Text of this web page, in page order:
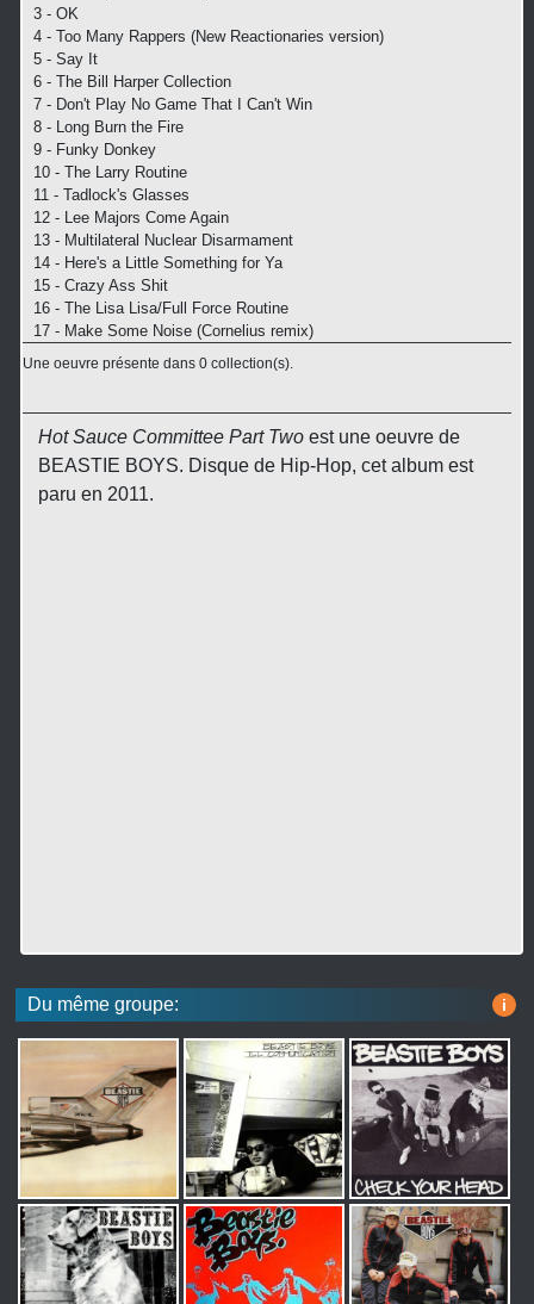
3 - OK
4 - Too Many Rappers (New Reactionaries version)
5 - Say It
6 - The Bill Harper Collection
7 - Don't Play No Game That I Can't Win
8 - Long Burn the Fire
9 - Funky Donkey
10 - The Larry Routine
11 - Tadlock's Glasses
12 - Lee Majors Come Again
13 - Multilateral Nuclear Disarmament
14 - Here's a Little Something for Ya
15 - Crazy Ass Shit
16 - The Lisa Lisa/Full Force Routine
17 - Make Some Noise (Cornelius remix)
Une oeuvre présente dans 0 collection(s).
Hot Sauce Committee Part Twoest une oeuvre de
BEASTIE BOYS. Disque de Hip-Hop, cet album est
paru en 2011.
Du même groupe: i